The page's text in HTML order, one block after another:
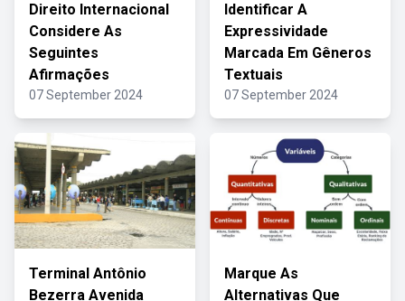
Direito Internacional
Considere As
Seguintes
Afirmações
07 September 2024
Identificar A
Expressividade
Marcada Em Gêneros
Textuais
07 September 2024
Terminal Antônio
Bezerra Avenida
Marque As
Alternativas Que